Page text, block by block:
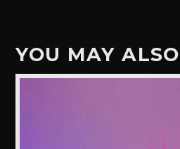
YOU MAY